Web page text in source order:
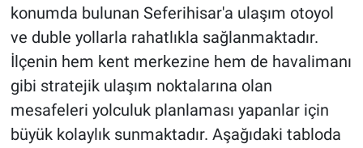
konumda bulunan Seferihisar'a ulaşım otoyol
ve duble yollarla rahatlıkla sağlanmaktadır.
İlçenin hem kent merkezine hem de havalimanı
gibi stratejik ulaşım noktalarına olan
mesafeleri yolculuk planlaması yapanlar için
büyük kolaylık sunmaktadır. Aşağıdaki tabloda